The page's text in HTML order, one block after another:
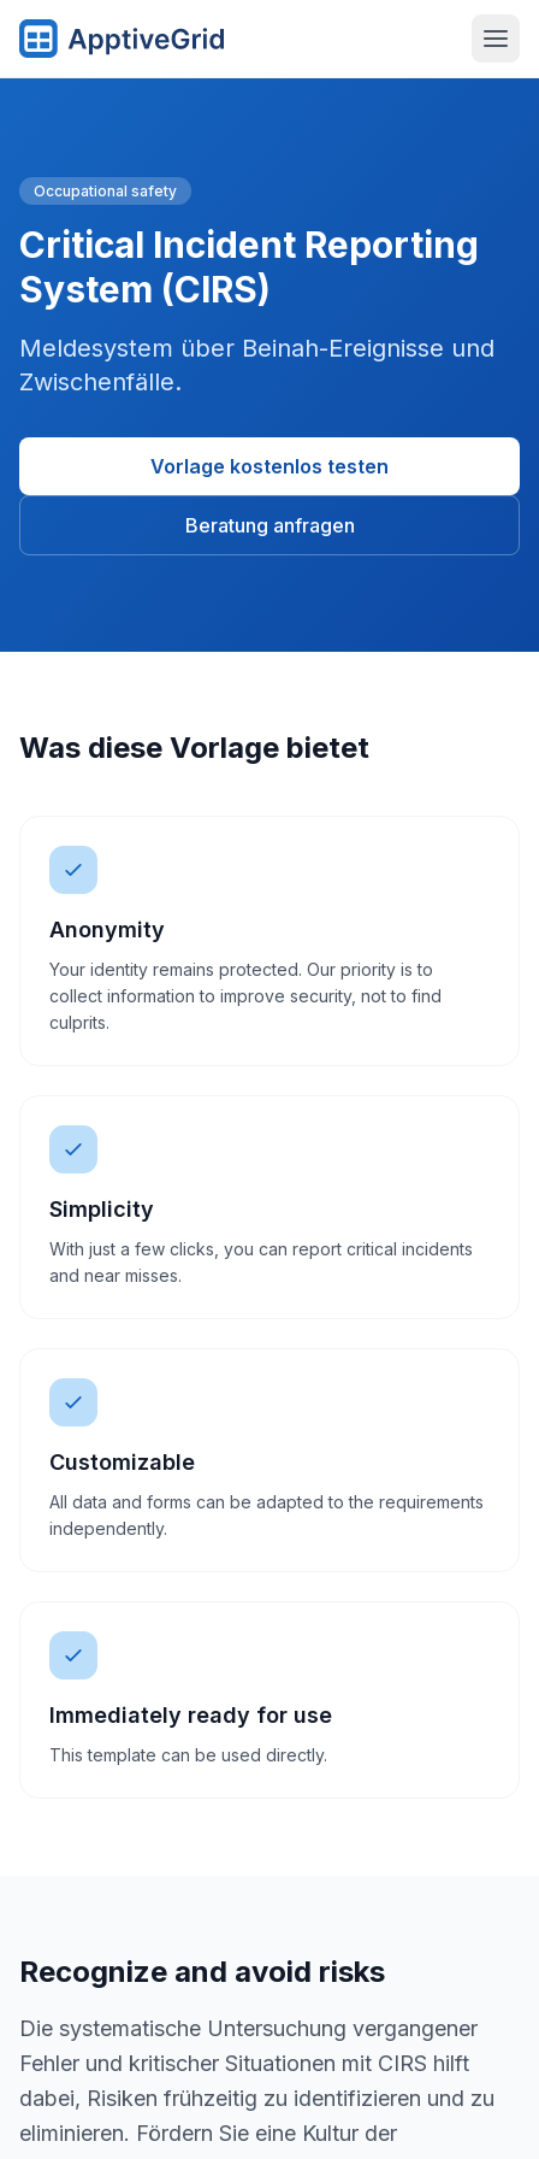
Occupational safety
Critical Incident Reporting
System (CIRS)
Meldesystem über Beinah-Ereignisse und
Zwischenfälle.
Vorlage kostenlos testen
Beratung anfragen
Was diese Vorlage bietet
Anonymity
Your identity remains protected. Our priority is to
collect information to improve security, not to find
culprits.
Simplicity
With just a few clicks, you can report critical incidents
and near misses.
Customizable
All data and forms can be adapted to the requirements
independently.
Immediately ready for use
This template can be used directly.
Recognize and avoid risks
Die systematische Untersuchung vergangener
Fehler und kritischer Situationen mit CIRS hilft
dabei, Risiken frühzeitig zu identifizieren und zu
eliminieren. Fördern Sie eine Kultur der